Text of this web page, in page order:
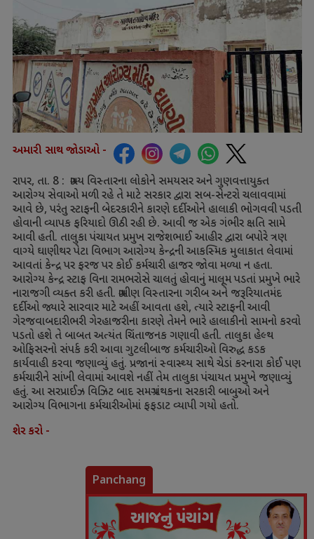
અમારી સાથ જોડાઓ -
રાપર, તા. 8 : ગ્રામ્ય વિસ્તારના લોકોને સમયસર અને ગુણવત્તાયુક્ત
આરોગ્ય સેવાઓ મળી રહે તે માટે સરકાર દ્વારા સબ-સેન્ટરો ચલાવવામાં
આવે છે,પરંતુ સ્ટાફની બેદરકારીને કારણે દર્દીઓને હાલાકી ભોગવવી પડતી
હોવાની વ્યાપક ફરિયાદો ઊઠી રહી છે. આવી જ એક ગંભીર ક્ષતિ સામે
આવી હતી. તાલુકા પંચાયત પ્રમુખ રાજેશભાઈ આહીર દ્વારા બપોરે ત્રણ
વાગ્યે ઘાણીથર પેટા વિભાગ આરોગ્ય કેન્દ્રની આકસ્મિક મુલાકાત લેવામાં
આવતાં કેન્દ્ર પર ફરજ પર કોઈ કર્મચારી હાજર જોવા મળ્યા ન હતા.
આરોગ્ય કેન્દ્ર સ્ટાફ વિના રામભરોસે ચાલતું હોવાનું માલૂમ પડતાં પ્રમુખે ભારે
નારાજગી વ્યક્ત કરી હતી. ગ્રામીણ વિસ્તારના ગરીબ અને જરૂરિયાતમંદ
દર્દીઓ જ્યારે સારવાર માટે અહીં આવતા હશે, ત્યારે સ્ટાફની આવી
ગેરજવાબદારીભરી ગેરહાજરીના કારણે તેમને ભારે હાલાકીનો સામનો કરવો
પડતો હશે તે બાબત અત્યંત ચિંતાજનક ગણાવી હતી. તાલુકા હેલ્થ
ઓફિસરનો સંપર્ક કરી આવા ગુટલીબાજ કર્મચારીઓ વિરુદ્ધ કડક
કાર્યવાહી કરવા જણાવ્યું હતું. પ્રજાનાં સ્વાસ્થ્ય સાથે ચેડાં કરનારા કોઈ પણ
કર્મચારીને સાંખી લેવામાં આવશે નહીં તેમ તાલુકા પંચાયત પ્રમુખે જણાવ્યું
હતું. આ સરપ્રાઈઝ વિઝિટ બાદ સમગ્ર પંથકના સરકારી બાબુઓ અને
આરોગ્ય વિભાગના કર્મચારીઓમાં ફફડાટ વ્યાપી ગયો હતો.
શેર કરો -
Panchang